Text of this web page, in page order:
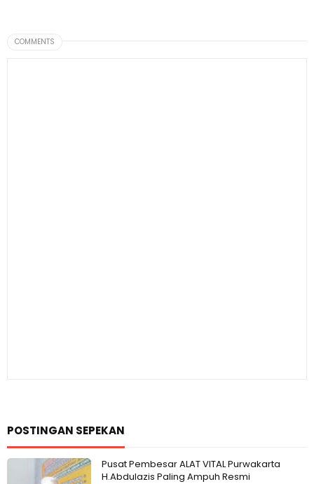
COMMENTS
POSTINGAN SEPEKAN
Pusat Pembesar ALAT VITAL Purwakarta
H.Abdulazis Paling Ampuh Resmi